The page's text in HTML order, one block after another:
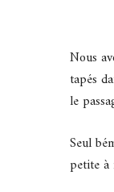
Nous
tapés
le
Seul
petite à